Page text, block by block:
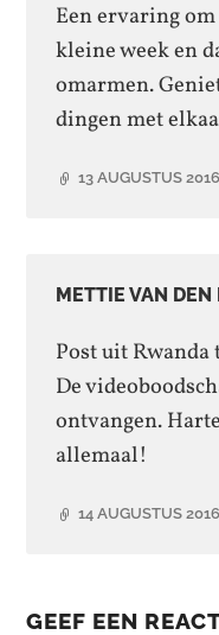
Een ervaring
kleine week en
omarmen.
dingen met
13 AUGUSTUS 2016
METTIE VAN DEN
Post uit
De
ontvangen.
allemaal!
14 AUGUSTUS 2016
GEEF EEN